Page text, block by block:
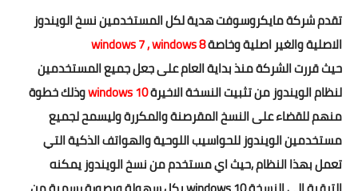
العاب
تطبيقات
العملات الرقمية
تقدم شركة مايكروسوفت هدية لكل المستخدمين نسخ الويندوز
الاصلية والغير اصلية وخاصةwindows 7 , windows 8
حيث قررت الشركة منذ بداية العام على جعل جميع المستخدمين
لنظام الويندوز من تثبيت النسخة الاخيرةwindows 10وذلك خطوة
منهم للقضاء على النسخ المقرصنة والمكررة وليسمح لجميع
مستخدمين الويندوز للحواسيب اللوحية والهواتف الذكية التي
تعمل بهذا النظام ,حيث اي مستخدم من نسخ الويندوز يمكنه